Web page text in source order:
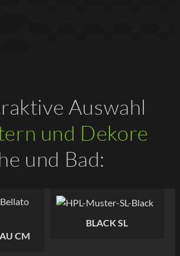
Auswahl
und Dekore
und Bad:
CM
BLACK SL